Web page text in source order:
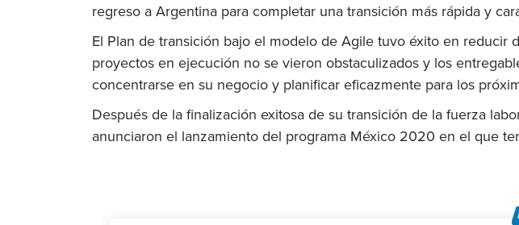
regreso a Argentina para completar una transición más rápida y
El Plan de transición bajo el modelo de Agile tuvo éxito en
proyectos en ejecución no se vieron obstaculizados y los
concentrarse en su negocio y planificar eficazmente para los
Después de la finalización exitosa de su transición de la fuerza
anunciaron el lanzamiento del programa México 2020 en el que